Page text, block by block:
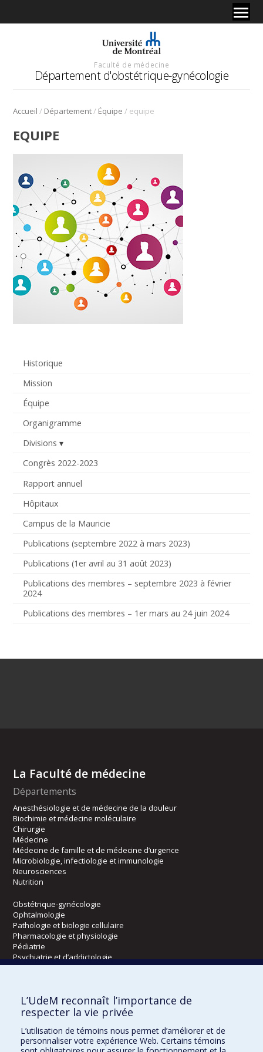
Faculté de médecine
Département d'obstétrique-gynécologie
Accueil / Département/ Équipe / equipe
Historique
Mission
Équipe
Organigramme
Divisions
Congrès 2022-2023
Rapport annuel
Hôpitaux
Campus de la Mauricie
Publications (septembre 2022 à mars 2023)
Publications (1er avril au 31 août 2023)
Publications des membres – septembre 2023 à février
2024
Publications des membres – 1er mars au 24 juin 2024
EQUIPE
La Faculté de médecine
Départements
Anesthésiologie et de médecine de la douleur
Biochimie et médecine moléculaire
Chirurgie
Médecine
Médecine de famille et de médecine d’urgence
Microbiologie, infectiologie et immunologie
Neurosciences
Nutrition
Obstétrique-gynécologie
Ophtalmologie
Pathologie et biologie cellulaire
Pharmacologie et physiologie
Pédiatrie
Psychiatrie et d’addictologie
Radiologie, radio-oncologie et médecine nucléaire
Écoles
Orthophonie et audiologie
Réadaptation
L’UdeM reconnaît l’importance de
respecter la vie privée
L’utilisation de témoins nous permet d’améliorer et de
personnaliser votre expérience Web. Certains témoins